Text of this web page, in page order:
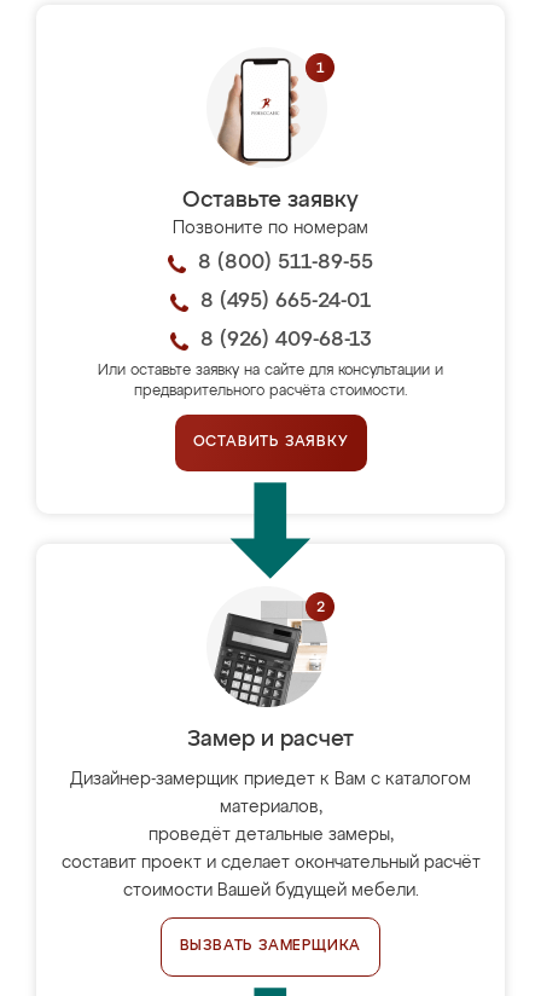
Оставьте заявку
Позвоните по номерам
8 (800) 511-89-55
8 (495) 665-24-01
8 (926) 409-68-13
Или оставьте заявку на сайте для консультации и
предварительного расчёта стоимости.
ОСТАВИТЬ ЗАЯВКУ
Замер и расчет
Дизайнер-замерщик приедет к Вам с каталогом
материалов,
проведёт детальные замеры,
составит проект и сделает окончательный расчёт
стоимости Вашей будущей мебели.
ВЫЗВАТЬ ЗАМЕРЩИКА